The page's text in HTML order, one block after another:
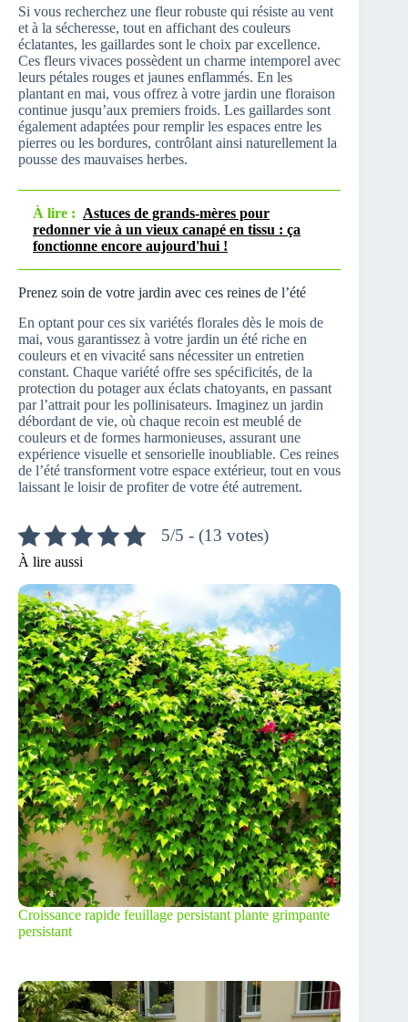
Si vous recherchez une fleur robuste qui résiste au vent
et à la sécheresse, tout en affichant des couleurs
éclatantes, les gaillardes sont le choix par excellence.
Ces fleurs vivaces possèdent un charme intemporel avec
leurs pétales rouges et jaunes enflammés. En les
plantant en mai, vous offrez à votre jardin une floraison
continue jusqu’aux premiers froids. Les gaillardes sont
également adaptées pour remplir les espaces entre les
pierres ou les bordures, contrôlant ainsi naturellement la
pousse des mauvaises herbes.
À lire : Astuces de grands-mères pour
redonner vie à un vieux canapé en tissu : ça
fonctionne encore aujourd'hui !
Prenez soin de votre jardin avec ces reines de l’été
En optant pour ces six variétés florales dès le mois de
mai, vous garantissez à votre jardin un été riche en
couleurs et en vivacité sans nécessiter un entretien
constant. Chaque variété offre ses spécificités, de la
protection du potager aux éclats chatoyants, en passant
par l’attrait pour les pollinisateurs. Imaginez un jardin
débordant de vie, où chaque recoin est meublé de
couleurs et de formes harmonieuses, assurant une
expérience visuelle et sensorielle inoubliable. Ces reines
de l’été transforment votre espace extérieur, tout en vous
laissant le loisir de profiter de votre été autrement.
5/5 - (13 votes)
À lire aussi
Croissance rapide feuillage persistant plante grimpante
persistant